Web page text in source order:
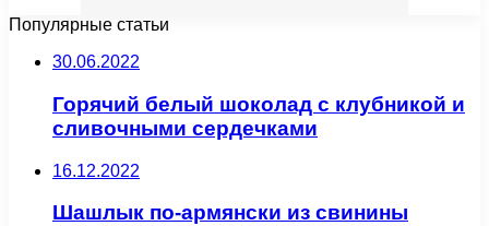
Популярные статьи
30.06.2022
Горячий белый шоколад с клубникой и
сливочными сердечками
16.12.2022
Шашлык по-армянски из свинины